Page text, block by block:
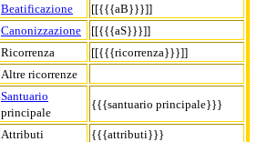
Beatificazione
[[{{{aB}}}]]
Canonizzazione
[[{{{aS}}}]]
Ricorrenza
[[{{{ricorrenza}}}]]
Altre ricorrenze
Santuario
principale
{{{santuario principale}}}
Attributi
{{{attributi}}}